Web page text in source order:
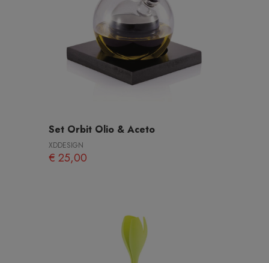
Set Orbit Olio & Aceto
XDDESIGN
€ 25,00